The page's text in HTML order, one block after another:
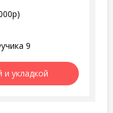
9
и укладкой